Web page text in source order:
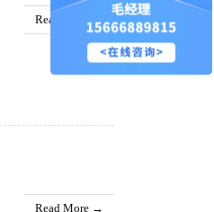
Read More →
Read More →